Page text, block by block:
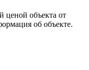
ценой объекта от
об объекте.